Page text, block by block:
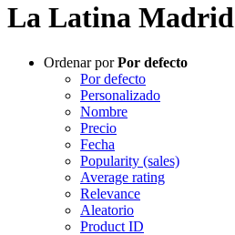
La Latina Madrid
Ordenar porPor defecto
Por defecto
Personalizado
Nombre
Precio
Fecha
Popularity (sales)
Average rating
Relevance
Aleatorio
Product ID